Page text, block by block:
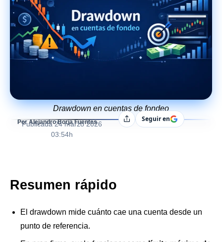
Drawdown en cuentas de fondeo
Por Alejandro Borja Fuentes
Publicada 24 marzo 2026
03:54h
CompartirSeguir en
Resumen rápido
El drawdown mide cuánto cae una cuenta desde un
punto de referencia.